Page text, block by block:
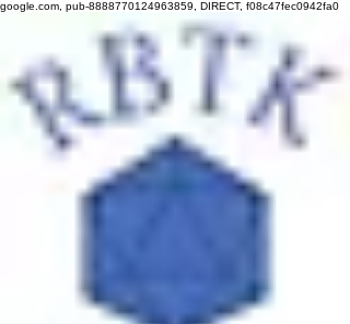
google.com, pub-8888770124963859, DIRECT, f08c47fec0942fa0